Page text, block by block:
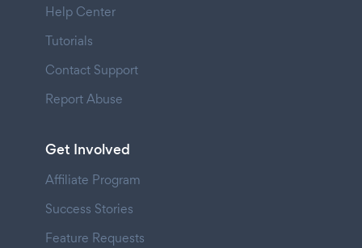
Help Center
Tutorials
Contact Support
Report Abuse
Get Involved
Affiliate Program
Success Stories
Feature Requests